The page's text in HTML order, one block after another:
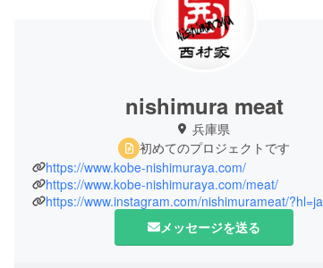
nishimura meat
兵庫県
初めてのプロジェクトです
https://www.kobe-nishimuraya.com/
https://www.kobe-nishimuraya.com/meat/
https://www.instagram.com/nishimurameat/?hl=ja
メッセージを送る